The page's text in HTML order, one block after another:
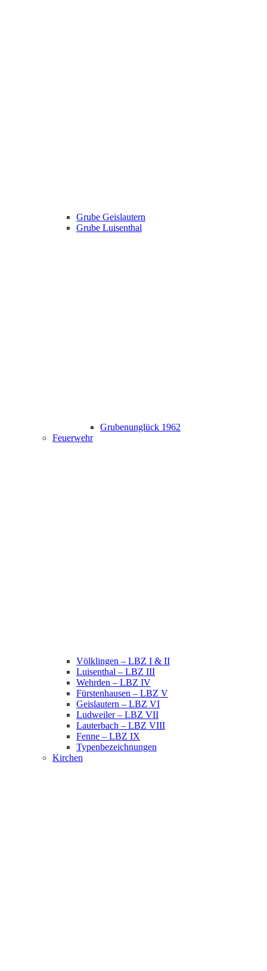
Grube Geislautern
Grube Luisenthal
Grubenunglück 1962
Feuerwehr
Völklingen – LBZ I & II
Luisenthal – LBZ III
Wehrden – LBZ IV
Fürstenhausen – LBZ V
Geislautern – LBZ VI
Ludweiler – LBZ VII
Lauterbach – LBZ VIII
Fenne – LBZ IX
Typenbezeichnungen
Kirchen